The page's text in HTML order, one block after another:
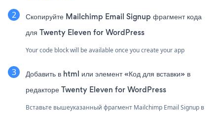
Скопируйте Mailchimp Email Signup фрагмент кода
для Twenty Eleven for WordPress
Your code block will be available once you create your app
Добавить в html или элемент «Код для вставки» в
редакторе Twenty Eleven for WordPress
Вставьте вышеуказанный фрагмент Mailchimp Email Signup в